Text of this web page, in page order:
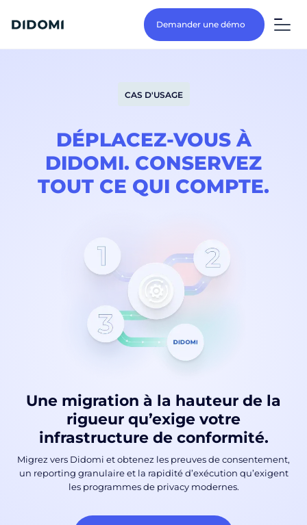
Demander une démo
CAS D'USAGE
DÉPLACEZ-VOUS À
DIDOMI. CONSERVEZ
TOUT CE QUI COMPTE.
Une migration à la hauteur de la
rigueur qu’exige votre
infrastructure de conformité.
Migrez vers Didomi et obtenez les preuves de consentement,
un reporting granulaire et la rapidité d’exécution qu’exigent
les programmes de privacy modernes.